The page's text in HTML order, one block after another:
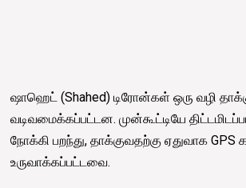
ஷாஹெட் (Shahed) டிரோன்கள் ஒரு வழி
வடிவமைக்கப்பட்டன. முன்கூட்டியே
நோக்கி பறந்து, தாக்குவதற்கு ஏதுவாக GPS
உருவாக்கப்பட்டவை.